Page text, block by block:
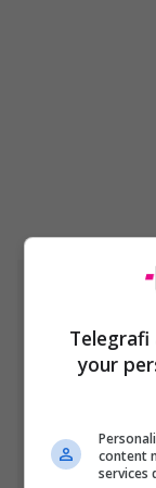
your
content
services